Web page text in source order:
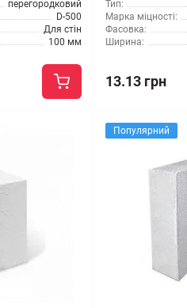
перегородковий
D-500
Для стін
100 мм
Тип:
Марка міцності:
Фасовка:
Ширина:
13.13 грн
Популярний